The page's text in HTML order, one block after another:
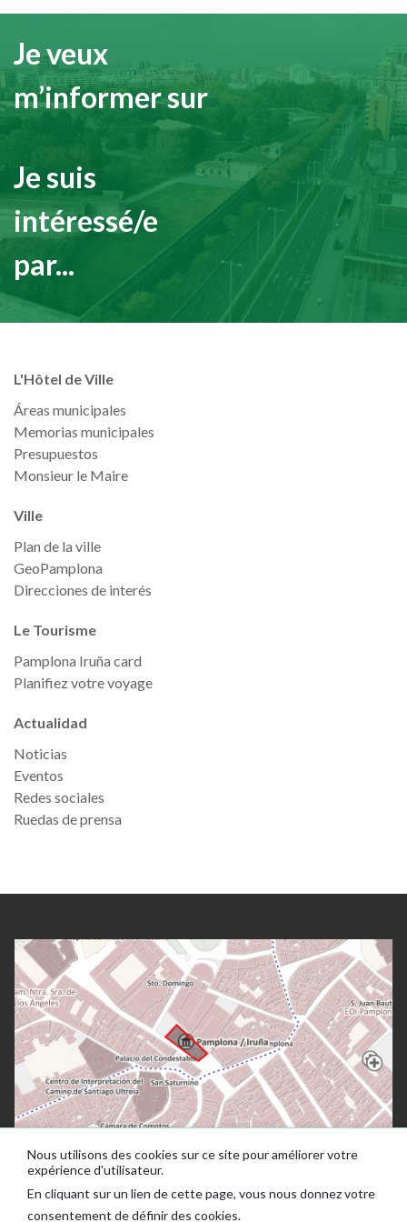
Je veux
m’informer sur
Je suis
intéressé/e
par...
L'Hôtel de Ville
Áreas municipales
Memorias municipales
Presupuestos
Monsieur le Maire
Ville
Plan de la ville
GeoPamplona
Direcciones de interés
Le Tourisme
Pamplona Iruña card
Planifiez votre voyage
Actualidad
Noticias
Eventos
Redes sociales
Ruedas de prensa
Nous utilisons des cookies sur ce site pour améliorer votre
expérience d'utilisateur.
En cliquant sur un lien de cette page, vous nous donnez votre
consentement de définir des cookies.